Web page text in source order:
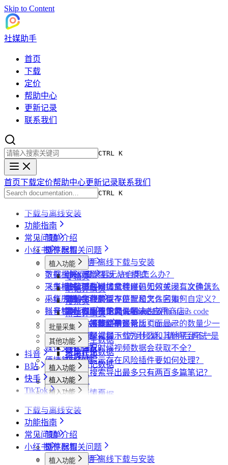
Skip to Content
社媒助手
首页
下载
定价
帮助中心
更新记录
联系我们
CTRL K
首页下载定价帮助中心更新记录联系我们
CTRL K
下载与离线安装
功能指南
简单介绍
插件配置
飞书同步
数据上报
采集模式
采集历史
账号管理
任务闹钟
采集本页数据
媒体文件下载
便捷复制数据
常见问题
浏览器相关问题
社媒助手离线下载与安装
CRX 安装后无法启用怎么办？
下载插件时提示程序包无效或没有文件怎么
办？
为什么无法访问 Chrome 应用商店？
为什么推荐使用最新版 Chrome？
会员相关问题
什么是增强版 API 模式
什么是自动加载验证码
如何免费获取 VIP
第三方收费下载说明
为什么不能注册账号
下载相关问题
批量下载媒体文件时，如何关闭二次确认？
下载文件的保存位置和文件名如何自定义？
为什么配置的文件名未生效？
飞书相关问题
提示字段类型不匹配是怎么回事？
提示权限不足怎么解决？
小红书相关问题
小红书出现“Request failed with status code
406“是怎么回事？
小红书经常提示“访问频繁，请稍后再试”是
什么情况？
小红书提示存在风险插件要如何处理？
为什么搜索导出最多只有两百多篇笔记？
抖音相关问题
为什么采集到的评论比页面显示的数量少一
些？
为什么有时候视频数据会获取不全？
哔哩哔哩相关问题
哔哩哔哩视频下载为什么和其他平台不一
样？
小红书
植入功能
专辑页
笔记详情页
搜索页
博主详情页
批量采集
采集博主数据
采集评论数据
采集笔记数据
其他功能
链接转换
抖音
植入功能
搜索页
达人详情页
视频详情页
批量采集
采集达人数据
采集视频数据
其他功能
链接转换
B站
植入功能
搜索页
UP主详情页
批量采集
采集评论数据
采集视频数据
其他功能
快手
植入功能
达人详情页
视频详情页
批量采集
采集评论数据
采集视频数据
其他功能
链接转换
TikTok
达人详情页
视频详情页
批量采集
采集达人数据
采集视频数据
采集评论数据
其他功能
短链解析
下载与离线安装
功能指南
简单介绍
插件配置
飞书同步
常见问题
浏览器相关问题
社媒助手离线下载与安装
会员相关问题
小红书
植入功能